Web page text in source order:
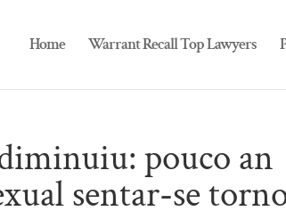
Home Warrant Recall Top Lawyers
pouco an
sentar-se